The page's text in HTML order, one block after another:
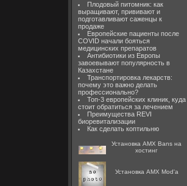
Плодовый питомник: как
выращивают, прививают и
подготавливают саженцы к
продаже
Европейские пациенты после
COVID начали бояться
медицинских препаратов
Антибиотики из Европы
завоевывают популярность в
Казахстане
Транспортировка лекарств:
почему это важно делать
профессионально?
Топ-3 европейских клиник, куда
стоит обратиться за лечением
Преимущества REVI
биоревитализации
Как сделать коптильню
Установка AMX Bans на
хостинг
Установка AMX Mod'a